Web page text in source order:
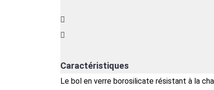
Caractéristiques
Le bol en verre borosilicate résistant à la